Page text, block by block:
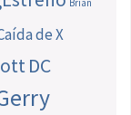
Brian
de X
DC